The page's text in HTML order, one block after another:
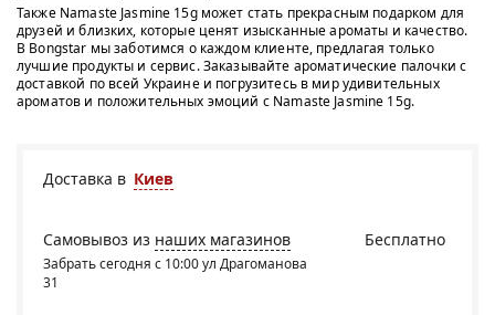
Также Namaste Jasmine 15g может стать прекрасным подарком для
друзей и близких, которые ценят изысканные ароматы и качество.
В Bongstar мы заботимся о каждом клиенте, предлагая только
лучшие продукты и сервис. Заказывайте ароматические палочки с
доставкой по всей Украине и погрузитесь в мир удивительных
ароматов и положительных эмоций с Namaste Jasmine 15g.
Доставка в Киев
Бесплатно
Самовывоз из наших магазинов
Забрать сегодня с 10:00 ул Драгоманова
31